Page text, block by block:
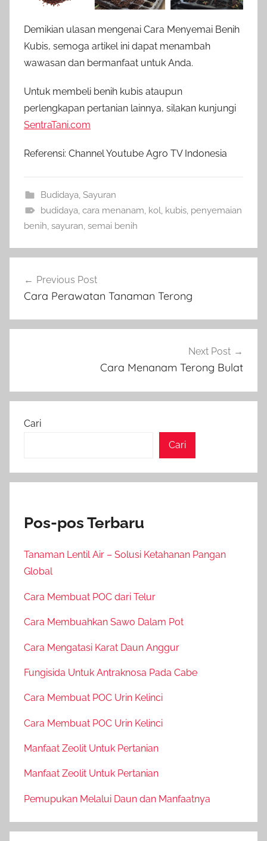
Demikian ulasan mengenai Cara Menyemai Benih
Kubis, semoga artikel ini dapat menambah
wawasan dan bermanfaat untuk Anda.
Untuk membeli benih kubis ataupun
perlengkapan pertanian lainnya, silakan kunjungi
SentraTani.com
Referensi: Channel Youtube Agro TV Indonesia
Budidaya Sayuran
budidaya cara menanam kol kubis, penyemaian
benih sayuran semai benih
pos
Previous Post
Cara Perawatan Tanaman Terong
Next Post
Cara Menanam Terong Bulat
Cari
Cari
Pos-pos Terbaru
Tanaman Lentil Air – Solusi Ketahanan Pangan
Global
Cara Membuat POC dari Telur
Cara Membuahkan Sawo Dalam Pot
Cara Mengatasi Karat Daun Anggur
Fungisida Untuk Antraknosa Pada Cabe
Cara Membuat POC Urin Kelinci
Cara Membuat POC Urin Kelinci
Manfaat Zeolit Untuk Pertanian
Manfaat Zeolit Untuk Pertanian
Pemupukan Melalui Daun dan Manfaatnya